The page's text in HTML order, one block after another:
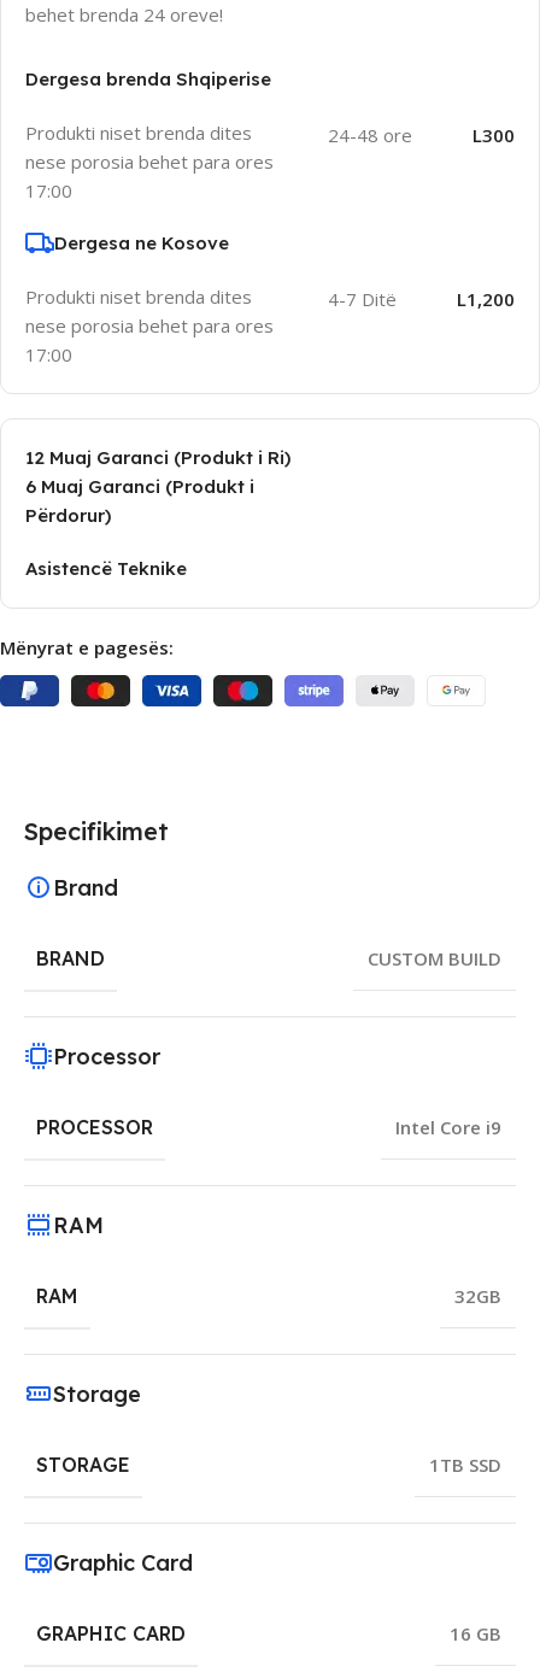
behet brenda 24 oreve!
Dergesa brenda Shqiperise
Produkti niset brenda dites
nese porosia behet para ores
17:00
24-48 ore L300
Dergesa ne Kosove
Produkti niset brenda dites
nese porosia behet para ores
17:00
4-7 Ditë L1,200
12 Muaj Garanci (Produkt i Ri)
6 Muaj Garanci (Produkt i
Përdorur)
Asistencë Teknike
Mënyrat e pagesës:
Specifikimet
Brand
BRAND CUSTOM BUILD
Processor
PROCESSOR Intel Core i9
RAM
RAM 32GB
Storage
STORAGE 1TB SSD
Graphic Card
GRAPHIC CARD 16 GB